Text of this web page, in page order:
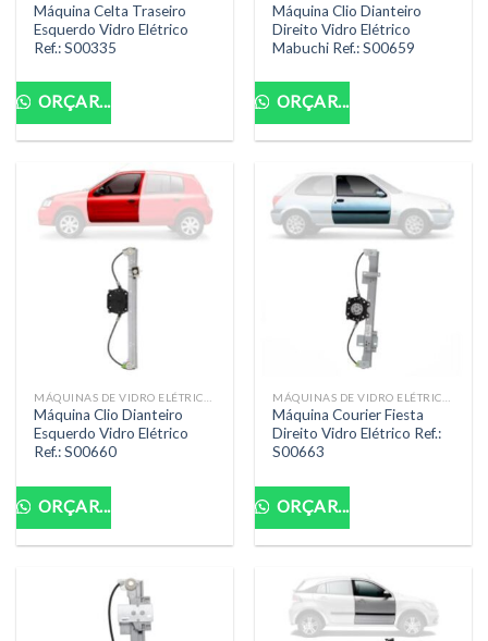
Máquina Celta Traseiro
Esquerdo Vidro Elétrico
Ref.: S00335
ORÇAR...
Máquina Clio Dianteiro
Direito Vidro Elétrico
Mabuchi Ref.: S00659
ORÇAR...
Máquina Clio Dianteiro
Esquerdo Vidro Elétrico
Ref.: S00660
ORÇAR...
Máquina Courier Fiesta
Direito Vidro Elétrico Ref.:
S00663
ORÇAR...